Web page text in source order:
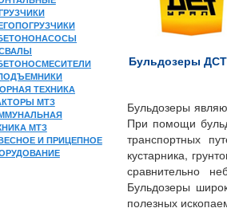
ТЕХНИКА
МТЗ
МТЗ
И ПРИЦЕПНОЕ
Бульдозеры
Бульдозеры
При помощи
транспортных
кустарника,
сравнительно
Бульдозеры
полезных